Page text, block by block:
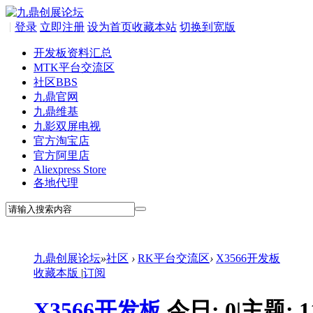
登录
| 立即注册 设为首页收藏本站 切换到宽版
开发板资料汇总
MTK平台交流区
社区BBS
九鼎官网
九鼎维基
九影双屏电视
官方淘宝店
官方阿里店
Aliexpress Store
各地代理
九鼎创展论坛»社区 › RK平台交流区› X3566开发板
收藏本版 |订阅